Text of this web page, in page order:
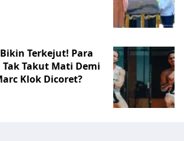
Terkejut! Para
Takut Mati Demi
Klok Dicoret?